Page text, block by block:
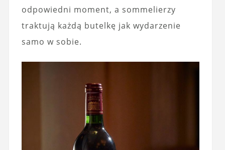
odpowiedni moment, a sommelierzy
traktują każdą butelkę jak wydarzenie
samo w sobie.